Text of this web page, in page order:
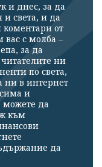
и днес, за да
и света, и да
коментари от
вас с молба –
за да
ни
по света,
ни в интернет
и
можете да
към
да